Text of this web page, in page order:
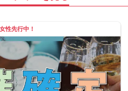
女性先行中！